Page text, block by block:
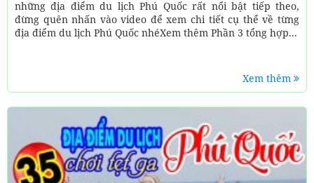
những địa điểm du lịch Phú Quốc rất nổi bật tiếp theo,
đừng quên nhấn vào video để xem chi tiết cụ thể về từng
địa điểm du lịch Phú Quốc nhéXem thêm Phần 3 tổng hợp...
Xem thêm